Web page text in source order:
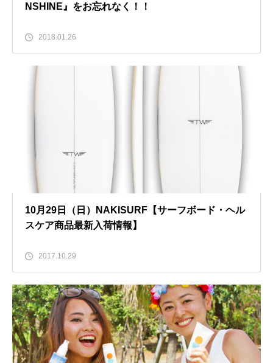
NSHINE』をお忘れなく！！
2018.01.26
10月29日（日）NAKISURF【サーフボード・ヘル
スケア商品最新入荷情報】
2017.10.29